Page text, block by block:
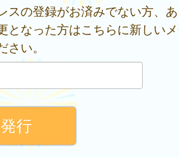
スの登録がお済みでない方、
となった方はこちらに新しい
い。